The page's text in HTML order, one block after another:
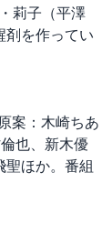
莉子（平澤
剤を作ってい
案：木崎ちあ
也、新木優
ほか。番組